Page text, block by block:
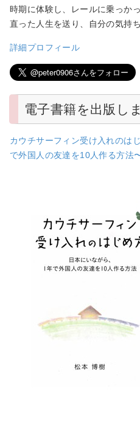
時期に体験し、レールに乗っか
直った人生を送り、自分の気持
詳細プロフィール
電子書籍を出版し
カウチサーフィン受け入れの
で外国人の友達を10人作る方法